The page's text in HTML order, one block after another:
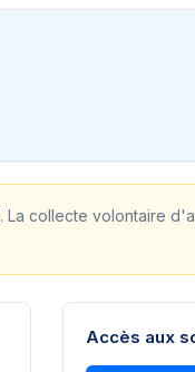
. La collecte volontaire
Accès aux